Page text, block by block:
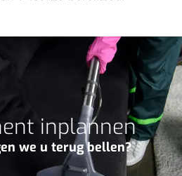
inplannen
we u terug bellen?